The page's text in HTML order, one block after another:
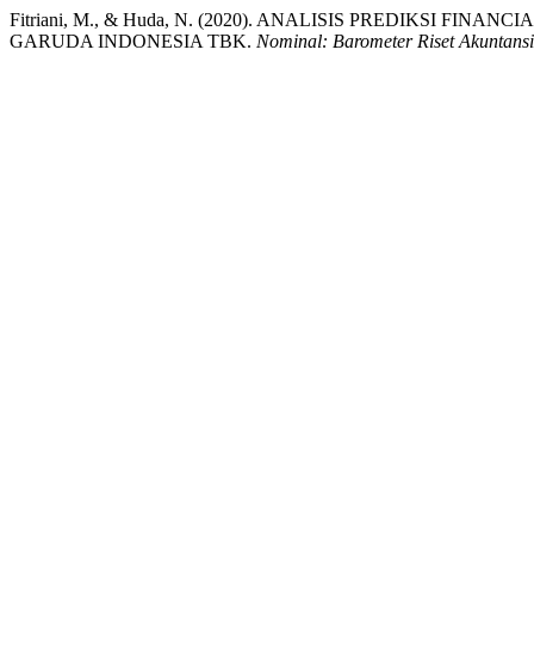
Fitriani, M., & Huda, N. (2020). ANALISIS PREDIKSI
GARUDA INDONESIA TBK. Nominal: Barometer Riset